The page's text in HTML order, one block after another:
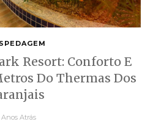
Resort: Conforto E
Do Thermas Dos
Anos Atrás